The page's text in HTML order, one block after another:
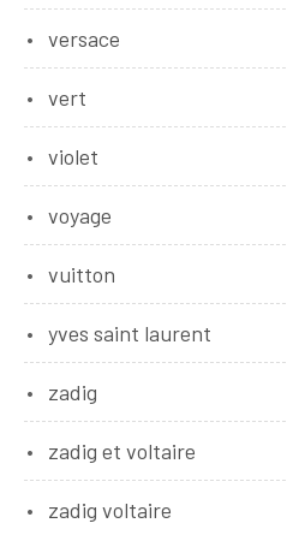
versace
vert
violet
voyage
vuitton
yves saint laurent
zadig
zadig et voltaire
zadig voltaire